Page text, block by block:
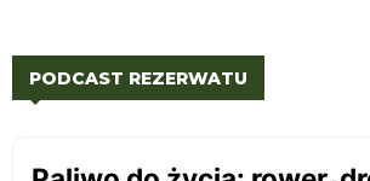
PODCAST REZERWATU